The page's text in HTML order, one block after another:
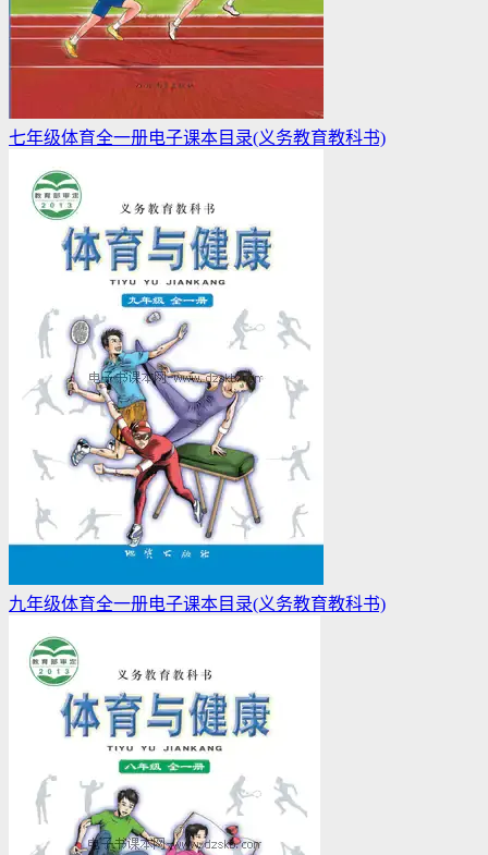
七年级体育全一册电子课本目录(义务教育教科书)
九年级体育全一册电子课本目录(义务教育教科书)